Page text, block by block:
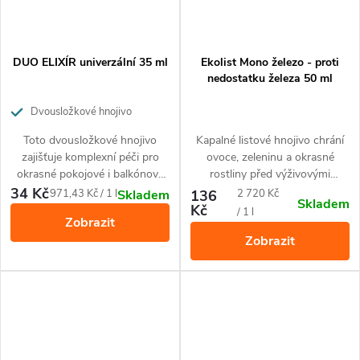
DUO ELIXÍR univerzální 35 ml
Dvousložkové hnojivo
okrasné pokojové i balkónové
rostliny.
Toto dvousložkové hnojivo
zajišťuje komplexní péči pro
okrasné pokojové i balkónové
rostliny. Je ideálním řešením
zvláště pro květiny, které trpí
problémy jako pomalý růst,
nedostatečné kvetení,
nezdravý vzhled, ale může být
34 KčMěrná
971,43 Kč / 1 lSkladem
Zobrazit
Ekolist Mono železo - proti
nedostatku železa 50 ml
Kapalné listové hnojivo chrání
ovoce, zeleninu a okrasné
rostliny před výživovými
nemocemi způsobenými
nedostatkem železa.
136
Kč
Měrná
cena:
2 720 Kč
/ 1 l
Skladem
Zobrazit